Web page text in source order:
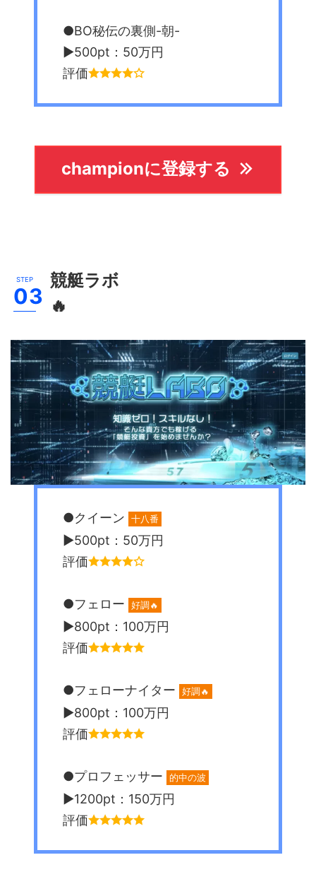
●BO秘伝の裏側-朝-
▶︎500pt：50万円
評価
championに登録する
競艇ラボ
🔥
●クイーン 十八番
▶︎500pt：50万円
評価
●フェロー 好調🔥
▶︎800pt：100万円
評価
●フェローナイター 好調🔥
▶︎800pt：100万円
評価
●プロフェッサー 的中の波
▶︎1200pt：150万円
評価